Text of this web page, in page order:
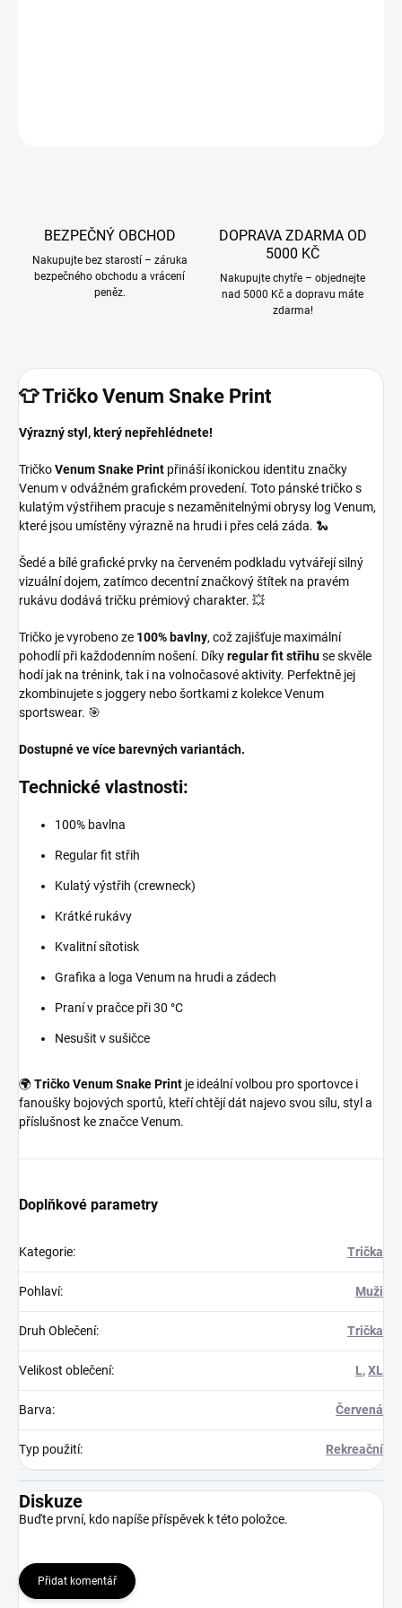
BEZPEČNÝ OBCHOD
Nakupujte bez starostí – záruka
bezpečného obchodu a vrácení
peněz.
DOPRAVA ZDARMA OD
5000 KČ
Nakupujte chytře – objednejte
nad 5000 Kč a dopravu máte
zdarma!
👕 Tričko Venum Snake Print
Výrazný styl, který nepřehlédnete!
TričkoVenum Snake Print přináší ikonickou identitu značky
Venum v odvážném grafickém provedení. Toto pánské tričko s
kulatým výstřihem pracuje s nezaměnitelnými obrysy log Venum,
které jsou umístěny výrazně na hrudi i přes celá záda. 🐍
Šedé a bílé grafické prvky na červeném podkladu vytvářejí silný
vizuální dojem, zatímco decentní značkový štítek na pravém
rukávu dodává tričku prémiový charakter. 💥
Tričko je vyrobeno ze 100% bavlny, což zajišťuje maximální
pohodlí při každodenním nošení. Díkyregular fit střihuse skvěle
hodí jak na trénink, tak i na volnočasové aktivity. Perfektně jej
zkombinujete s joggery nebo šortkami z kolekce Venum
sportswear. 🎯
Dostupné ve více barevných variantách.
Technické vlastnosti:
100% bavlna
Regular fit střih
Kulatý výstřih (crewneck)
Krátké rukávy
Kvalitní sítotisk
Grafika a loga Venum na hrudi a zádech
Praní v pračce při 30 °C
Nesušit v sušičce
🌍 Tričko Venum Snake Print je ideální volbou pro sportovce i
fanoušky bojových sportů, kteří chtějí dát najevo svou sílu, styl a
příslušnost ke značce Venum.
Doplňkové parametry
Kategorie: Trička
Pohlaví: Muži
Druh Oblečení: Trička
Velikost oblečení: L,XL
Barva: Červená
Typ použití: Rekreační
Diskuze
Buďte první, kdo napíše příspěvek k této položce.
Přidat komentář